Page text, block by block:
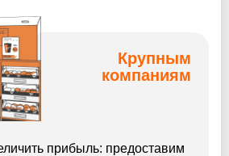
Крупным
компаниям
прибыль: предоставим